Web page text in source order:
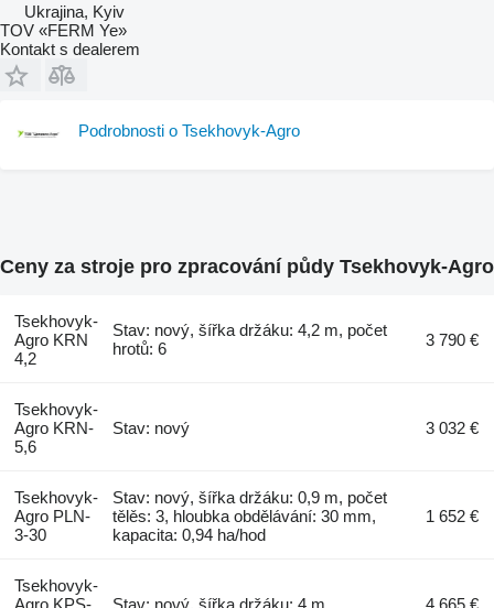
Ukrajina, Kyiv
TOV «FERM Ye»
Kontakt s dealerem
Podrobnosti o Tsekhovyk-Agro
Ceny za stroje pro zpracování půdy Tsekhovyk-Agro
Tsekhovyk-
Agro KRN
4,2
Stav: nový, šířka držáku: 4,2 m, počet
hrotů: 6
3 790 €
Tsekhovyk-
Agro KRN-
5,6
Stav: nový 3 032 €
Tsekhovyk-
Agro PLN-
3-30
Stav: nový, šířka držáku: 0,9 m, počet
tělěs: 3, hloubka obdělávání: 30 mm,
kapacita: 0,94 ha/hod
1 652 €
Tsekhovyk-